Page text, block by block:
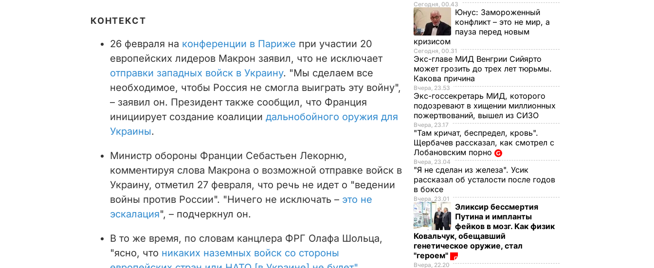
КОНТЕКСТ
26 февраля на конференции в Париже при участии 20
европейских лидеров Макрон заявил, что не исключает
отправки западных войск в Украину. "Мы сделаем все
необходимое, чтобы Россия не смогла выиграть эту войну",
– заявил он. Президент также сообщил, что Франция
инициирует создание коалиции дальнобойного оружия для
Украины.
Министр обороны Франции Себастьен Лекорню,
комментируя слова Макрона о возможной отправке войск в
Украину, отметил 27 февраля, что речь не идет о "ведении
войны против России". "Ничего не исключать – это не
эскалация", – подчеркнул он.
В то же время, по словам канцлера ФРГ Олафа Шольца,
"ясно, что никаких наземных войск со стороны
Сегодня, 00.43
Юнус: Замороженный
конфликт – это не мир, а
пауза перед новым
кризисом
Сегодня, 00.31
Экс-главе МИД Венгрии Сийярто
может грозить до трех лет тюрьмы.
Какова причина
Вчера, 23.53
Экс-госсекретарь МИД, которого
подозревают в хищении миллионных
пожертвований, вышел из СИЗО
Вчера, 23.17
"Там кричат, беспредел, кровь".
Щербачев рассказал, как смотрел с
Лобановским порно
Вчера, 23.04
"Я не сделан из железа". Усик
рассказал об усталости после годов
в боксе
Вчера, 23.01
Эликсир бессмертия
Путина и импланты
фейков в мозг. Как физик
Ковальчук, обещавший
генетическое оружие, стал
"героем"
Вчера, 22.20